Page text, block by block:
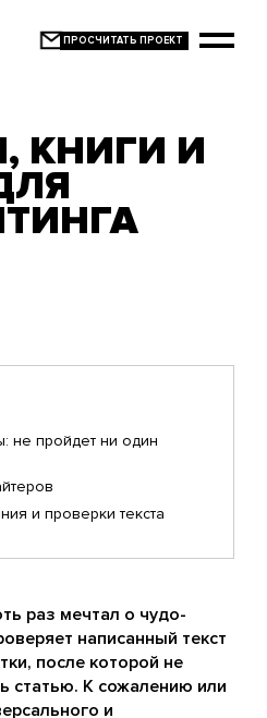
КНИГИ И
не пройдет ни один
и проверки текста
раз мечтал о чудо-
написанный текст
после которой не
статью. К сожалению или
и